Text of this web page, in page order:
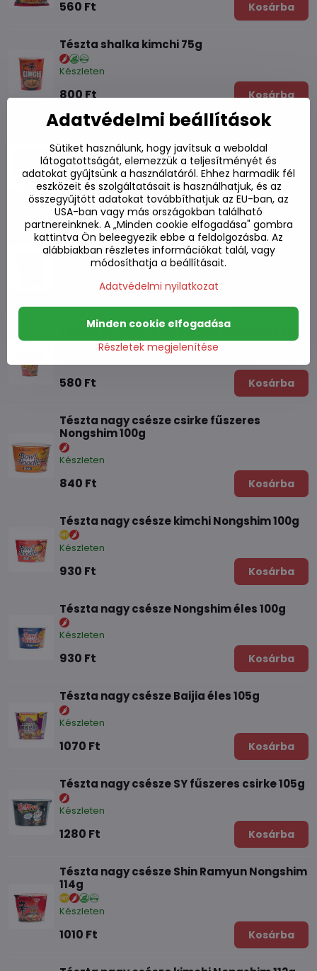
560 Ft Kosárba
Tészta shalka kimchi 75g
Készleten
800 Ft Kosárba
Nongshim 68g
Készleten
760 Ft Kosárba
Tészta kis csésze Shin Ramyun Nongshim
68g
Tészta kis csésze Jin Ramen fűszeres 65g
580 Ft Kosárba
Tészta nagy csésze csirke fűszeres
Nongshim 100g
Készleten
840 Ft Kosárba
Tészta nagy csésze kimchi Nongshim 100g
Készleten
930 Ft Kosárba
Tészta nagy csésze Nongshim éles 100g
Készleten
930 Ft Kosárba
Tészta nagy csésze Baijia éles 105g
Készleten
1070 Ft Kosárba
Tészta nagy csésze SY fűszeres csirke 105g
Készleten
1280 Ft Kosárba
Tészta nagy csésze Shin Ramyun Nongshim
114g
Készleten
1010 Ft Kosárba
Adatvédelmi beállítások
Sütiket használunk, hogy javítsuk a weboldal
látogatottságát, elemezzük a teljesítményét és
adatokat gyűjtsünk a használatáról. Ehhez harmadik fél
eszközeit és szolgáltatásait is használhatjuk, és az
összegyűjtött adatokat továbbíthatjuk az EU-ban, az
USA-ban vagy más országokban található
partnereinknek. A „Minden cookie elfogadása" gombra
kattintva Ön beleegyezik ebbe a feldolgozásba. Az
alábbiakban részletes információkat talál, vagy
módosíthatja a beállításait.
Adatvédelmi nyilatkozat
Részletek megjelenítése
Minden cookie elfogadása